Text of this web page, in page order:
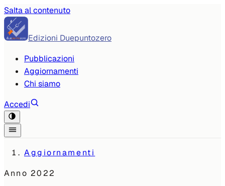
Salta al contenuto
Edizioni Duepuntozero
Pubblicazioni
Aggiornamenti
Chi siamo
Accedi
Aggiornamenti
Anno2022